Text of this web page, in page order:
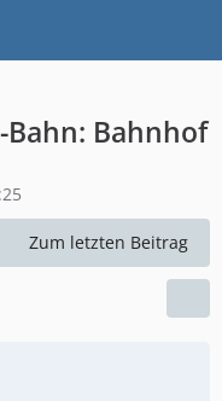
Bahnhof
Zum letzten Beitrag